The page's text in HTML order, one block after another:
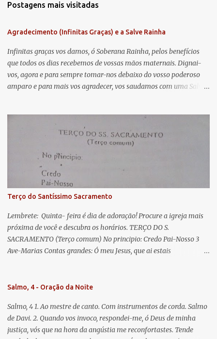
e
t
á
r
i
o
Postagens mais visitadas
Agradecimento (Infinitas Graças) e a Salve Rainha
Infinitas graças vos damos, ó Soberana Rainha, pelos benefícios
que todos os dias recebemos de vossas mãos maternais. Dignai-
vos, agora e para sempre tomar-nos debaixo do vosso poderoso
amparo e para mais vos agradecer, vos saudamos com uma Salve
lágrimas. Eia, pois, Advogada nossa, estes vossos olhos
misericordiosos a nós volvei, e depois deste desterro, mostrai-nos
Jesus. Bendito é o fruto do vosso ventre, ó clemente, ó piedosa, ó
doce e sempre Virgem Maria. Rogai por nós Santa Mãe de Deus.
Para que sejamos dignos das promessas de Cristo. Amém.
Terço do Santíssimo Sacramento
Lembrete: Quinta- feira é dia de adoração! Procure a igreja mais
próxima de você e descubra os horários. TERÇO DO S.
SACRAMENTO (Terço comum) No principio: Credo Pai-Nosso 3
Ave-Marias Contas grandes: Ó meu Jesus, que ai estais
Vós morra eu! Nas contas pequenas: Sacramento de Amor!
que nos salva, dá-nos Vossa força, Vosso perdão e a Vossa
misericórdia. (no fim) Rezar 3 vezes: Louvores e graças se deem a
cada momento ao Santíssimo e Diviníssimo Sacramento.
Salmo, 4 - Oração da Noite
Salmo, 4 1. Ao mestre de canto. Com instrumentos de corda. Salmo
de Davi. 2. Quando vos invoco, respondei-me, ó Deus de minha
justiça, vós que na hora da angústia me reconfortastes. Tende